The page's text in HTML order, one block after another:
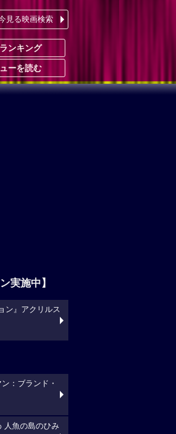
見る映画検索
ンキング
ーを読む
実施中】
ン』アクリルス
：ブランド・
魚の島のひみ